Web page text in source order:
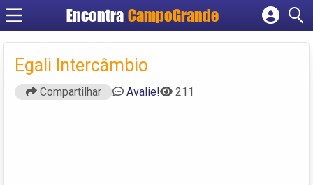
Encontra CampoGrande
Cadastrar empresa
Criar conta
Egali Intercâmbio
Compartilhar Avalie! 211